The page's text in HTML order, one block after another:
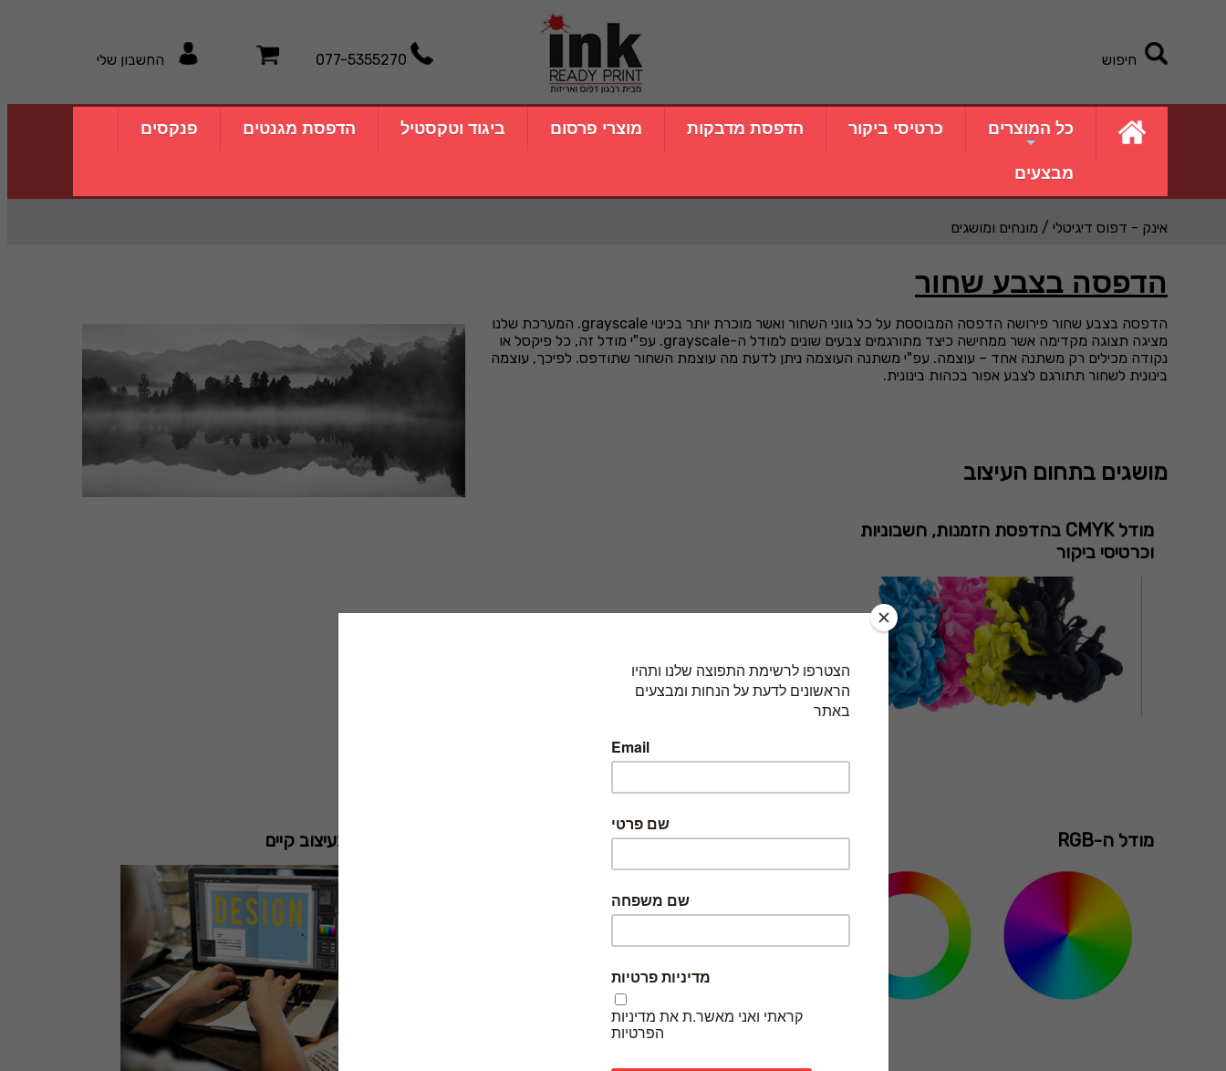
חיפוש 077-5355270 החשבון שלי
כל המוצרים כרטיסי ביקור הדפסת מדבקות מוצרי פרסום ביגוד וטקסטיל הדפסת מגנטים פנקסים
מבצעים
אינק - דפוס דיגיטלי / מונחים ומושגים
הדפסה בצבע שחור
הדפסה בצבע שחור פירושה הדפסה המבוססת על כל גווני השחור ואשר מוכרת יותר בכינוי grayscale. המערכת שלנו
מציגה תצוגה מקדימה אשר ממחישה כיצד מתורגמים צבעים שונים למודל ה-grayscale. עפ"י מודל זה, כל פיקסל או
נקודה מכילים רק משתנה אחד – עוצמה. עפ"י משתנה העוצמה ניתן לדעת מה עוצמת השחור שתודפס. לפיכך, עוצמה
בינונית לשחור תתורגם לצבע אפור בכהות בינונית.
מושגים בתחום העיצוב
מודל CMYK בהדפסת הזמנות, חשבוניות
וכרטיסי ביקור
מודל ה-RGB השוואה בין CMYK ל-RGB עדכון פרטים בעיצוב קיים